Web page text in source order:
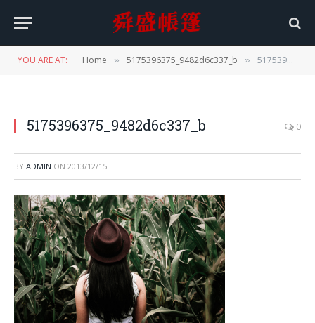
YOU ARE AT: Home » 5175396375_9482d6c337_b » 5175396375_9482d6c337_b
5175396375_9482d6c337_b 0
BY ADMIN ON 2013/12/15